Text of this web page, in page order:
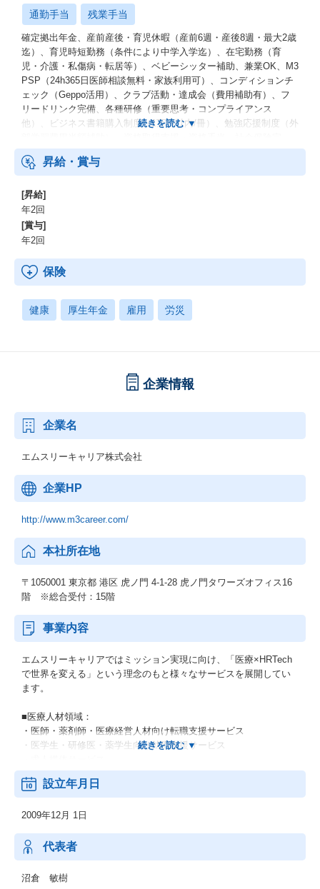
通勤手当 残業手当
確定拠出年金、産前産後・育児休暇（産前6週・産後8週・最大2歳
迄）、育児時短勤務（条件により中学入学迄）、在宅勤務（育
児・介護・私傷病・転居等）、ベビーシッター補助、兼業OK、M3
PSP（24h365日医師相談無料・家族利用可）、コンディションチ
ェック（Geppo活用）、クラブ活動・達成会（費用補助有）、フ
リードリンク完備、各種研修（重要思考・コンプライアンス
他）、ビジネス書籍購入制度（1万円以内/冊）、勉強応援制度（外
備、交通費支給、健康診断・予防接種補助、受動喫煙防止措置
昇給・賞与
[昇給]
年2回
[賞与]
年2回
保険
健康 厚生年金 雇用 労災
企業情報
企業名
エムスリーキャリア株式会社
企業HP
http://www.m3career.com/
本社所在地
〒1050001 東京都 港区 虎ノ門 4-1-28 虎ノ門タワーズオフィス16
階 ※総合受付：15階
事業内容
エムスリーキャリアではミッション実現に向け、「医療×HRTech
で世界を変える」という理念のもと様々なサービスを展開してい
ます。
■医療人材領域：
・医師・薬剤師・医療経営人材向け転職支援サービス
・医学生・研修医・薬学生向け就職支援サービス
■経営支援領域：
・病院向け経営支援コンサルティングサービス
・調剤薬局向け事業承継・M&Aサービス
■健康経営領域：
・エンタープライズ企業・SMB企業向け産業医顧問サービス
設立年月日
2009年12月 1日
代表者
沼倉 敏樹